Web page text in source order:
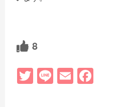
8
T
wi
Li
n
E
m